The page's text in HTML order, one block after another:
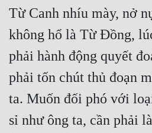
Từ Canh nhíu mày, nở
không hổ là Từ Đồng,
phải hành động quyết
phải tốn chút thủ đoạn
ta. Muốn đối phó với
sỉ như ông ta, cần phải